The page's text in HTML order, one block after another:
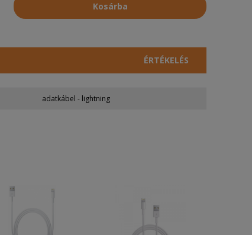
Kosárba
ÉRTÉKELÉS
adatkábel - lightning